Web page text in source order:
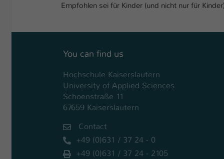
Empfohlen sei für Kinder (und nicht nur für
You can find us
Hochschule Kaiserslautern
University of Applied Sciences
Schoenstraße 11
67659 Kaiserslautern
Contact
+49 (0)631 / 37 24 - 0
+49 (0)631 / 37 24 - 2105